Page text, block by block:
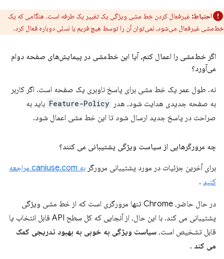
احتیاط: غیرفعال کردن خط مشی ویژگی یک تغییر یک طرفه است. هنگامی که یک
خط‌مشی غیرفعال می‌شود، نمی‌توان آن را توسط هیچ فریم یا نسلی دوباره فعال کرد.
اگر خط‌مشی را اعمال کنم، آیا این خط‌مشی در پیمایش‌های صفحه دوام
می‌آورد؟
نه. طول عمر یک خط مشی برای پاسخ ناوبری یک صفحه است. اگر کاربر
به صفحه جدیدی هدایت شود، هدر Feature-Policy باید به
صراحت در پاسخ جدید ارسال شود تا این خط مشی اعمال شود.
چه مرورگرهایی از سیاست ویژگی پشتیبانی می کنند؟
برای آخرین جزئیات در مورد پشتیبانی مرورگر
به caniuse.com مراجعه
کنید .
در حال حاضر، Chrome تنها مرورگری است که از خط مشی ویژگی
پشتیبانی می کند. با این حال، از آنجایی که کل سطح API قابل انتخاب یا
قابل تشخیص است، سیاست ویژگی به خوبی به بهبود تدریجی کمک
می کند .